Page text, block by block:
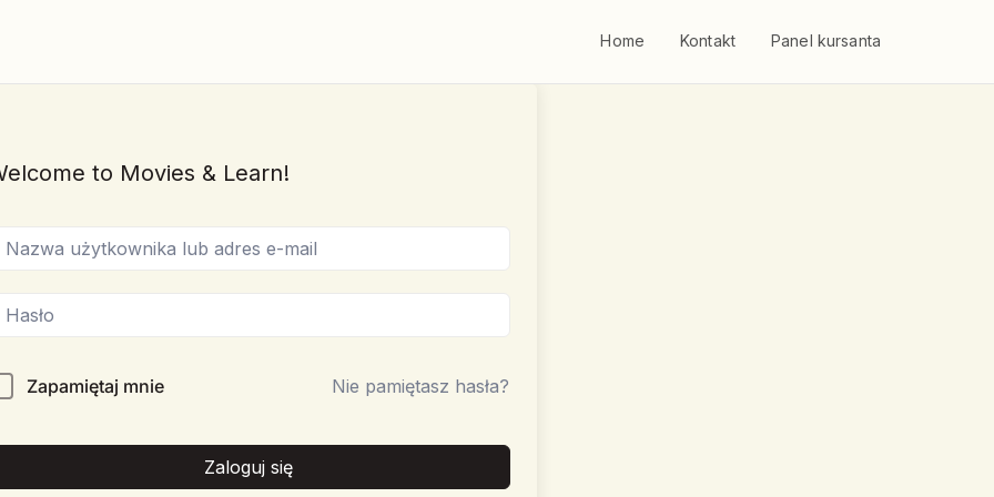
Home Kontakt Panel kursanta
to Movies & Learn!
Zapamiętaj mnie Nie pamiętasz hasła?
Zaloguj się